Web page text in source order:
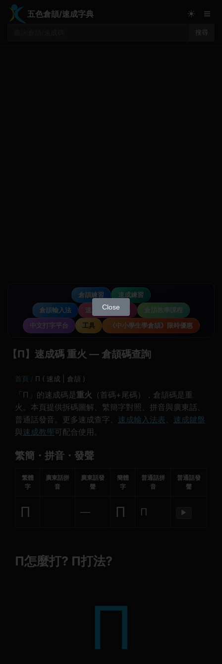
五色倉頡/速成字典
搜尋
☀ ≡
倉頡練習
速成練習
倉頡輸入法
速成輸入法教學
倉頡教學課程
中文打字平台
工具 《中小學生學倉頡》限時優惠
【Π】速成碼 重火 — 倉頡碼查詢
首頁 Π ( 速成 | 倉頡 )
「Π」的速成碼是 重火 （首碼+尾碼），倉頡碼是重
火。本頁提供拆碼圖解、繁簡字對照、拼音與廣東話、
普通話發音。更多速成查字、 速成輸入法表、 速成鍵盤
與速成教學可配合使用。
繁簡・拼音・發聲
繁體
字
廣東話拼
音
廣東話發
聲
簡體
字
普通話拼
音
普通話發
聲
Π — Π Π ▶
Π怎麼打? Π打法?
Π
Close